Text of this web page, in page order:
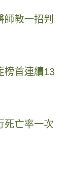
教一招判
榜首連續13
死亡率一次